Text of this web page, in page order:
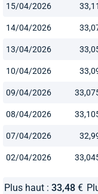
15/04/2026 33,11
14/04/2026
13/04/2026
10/04/2026
09/04/2026
08/04/2026
07/04/2026
02/04/2026
Plus haut : 33,48€